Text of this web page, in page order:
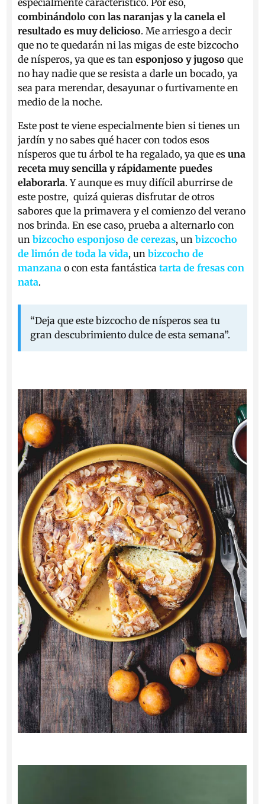
especialmente característico. Por eso,
combinándolo con las naranjas y la canela el
resultado es muy delicioso. Me arriesgo a decir
que no te quedarán ni las migas de este bizcocho
de nísperos, ya que es tanesponjoso y jugoso que
no hay nadie que se resista a darle un bocado, ya
sea para merendar, desayunar o furtivamente en
medio de la noche.
Este post te viene especialmente bien si tienes un
jardín y no sabes qué hacer con todos esos
nísperos que tu árbol te ha regalado, ya que esuna
receta muy sencilla y rápidamente puedes
elaborarla. Y aunque es muy difícil aburrirse de
este postre, quizá quieras disfrutar de otros
sabores que la primavera y el comienzo del verano
nos brinda. En ese caso, prueba a alternarlo con
unbizcocho esponjoso de cerezas, unbizcocho
de limón de toda la vida, unbizcocho de
manzana o con esta fantásticatarta de fresas con
nata.
“Deja que este bizcocho de nísperos sea tu
gran descubrimiento dulce de esta semana”.